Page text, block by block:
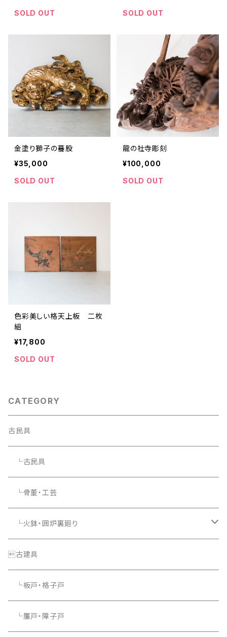
SOLD OUT SOLD OUT
金塗り獅子の蟇股
¥35,000
SOLD OUT
龍の社寺彫刻
¥100,000
SOLD OUT
色彩美しい格天上板 二枚
組
¥17,800
SOLD OUT
CATEGORY
古民具
└古民具
└骨董・工芸
└火鉢・囲炉裏廻り
└照明器具
古建具
└板戸・格子戸
└簾戸・障子戸